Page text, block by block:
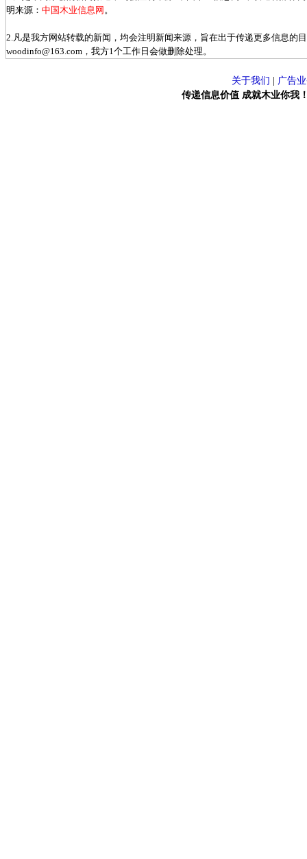
明来源： 中国木业信息网 。
2.凡是我方网站转载的新闻，均会注明新闻来源，旨在出于传递更多信息的
woodinfo@163.com，我方1个工作日会做删除处理。
关于我们
广告
传递信息价值 成就木业你我